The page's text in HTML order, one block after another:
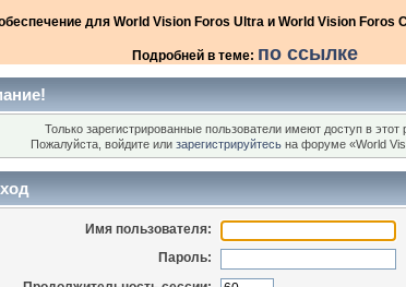
для World Vision Foros Ultra и World Vision Foros
Подробней в теме: по ссылке
Только зарегистрированные пользователи имеют доступ в этот
Пожалуйста, войдите или зарегистрируйтесь на форуме «World
Имя пользователя:
Пароль: